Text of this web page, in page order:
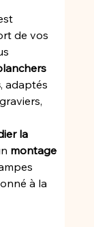
de vos
, adaptés
la
montage
à la